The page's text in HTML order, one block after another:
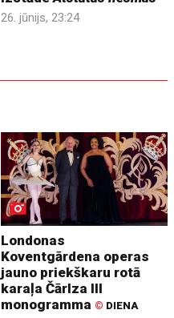
26. jūnijs, 23:24
Londonas
Koventgārdena operas
jauno priekškaru rotā
karaļa Čārlza III
monogramma © DIENA